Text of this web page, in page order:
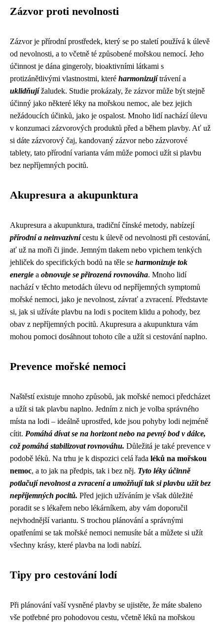
Zázvor proti nevolnosti
Zázvor je přírodní prostředek, který se po staletí používá k úlevě
od nevolnosti, a to včetně té způsobené mořskou nemocí. Jeho
účinnost je dána gingeroly, bioaktivními látkami s
protizánětlivými vlastnostmi, které harmonizujítrávení a
uklidňujížaludek. Studie prokázaly, že zázvor může být stejně
účinný jako některé léky na mořskou nemoc, ale bez jejich
nežádoucích účinků, jako je ospalost. Mnoho lidí nachází úlevu
v konzumaci zázvorových produktů před a během plavby. Ať už
si dáte zázvorový čaj, kandovaný zázvor nebo zázvorové
tablety, tato přírodní varianta vám může pomoci užít si plavbu
bez nepříjemných pocitů.
Akupresura a akupunktura
Akupresura a akupunktura, tradiční čínské metody, nabízejí
přírodní a neinvazivnícestu k úlevě od nevolnosti při cestování,
ať už na moři či jinde. Jemným tlakem nebo vpichem tenkých
jehliček do specifických bodů na těle se harmonizuje tok
energie a obnovuje se přirozená rovnováha. Mnoho lidí
nachází v těchto metodách úlevu od nepříjemných symptomů
mořské nemoci, jako je nevolnost, závrať a zvracení. Představte
si, jak si užíváte plavbu na lodi s pocitem klidu a pohody, bez
obav z nepříjemných pocitů. Akupresura a akupunktura vám
mohou pomoci dosáhnout tohoto cíle a užít si cestování naplno.
Prevence mořské nemoci
Naštěstí existuje mnoho způsobů, jak mořské nemoci předcházet
a užít si tak plavbu naplno. Jedním z nich je volba správného
místa na lodi – ideálně uprostřed, kde jsou pohyby lodi nejméně
cítit. Pomáhá dívat se na horizont nebo na pevný bod v dálce,
což pomáhá stabilizovat rovnováhu. Důležitá je také prevence v
podobě léků. Na trhu je k dispozici celá řada léků na mořskou
nemoc, a to jak na předpis, tak i bez něj. Tyto léky účinně
potlačují nevolnost a zvracení a umožňují tak si plavbu užít bez
nepříjemných pocitů. Před jejich užíváním je však důležité
poradit se s lékařem nebo lékárníkem, aby vám doporučil
nejvhodnější variantu. S trochou plánování a správnými
opatřeními se tak mořské nemoci nemusíte bát a můžete si užít
všechny krásy, které plavba na lodi nabízí.
Tipy pro cestování lodí
Při plánování vaší vysněné plavby se ujistěte, že máte sbaleno
vše potřebné pro pohodovou cestu, včetně léků na mořskou